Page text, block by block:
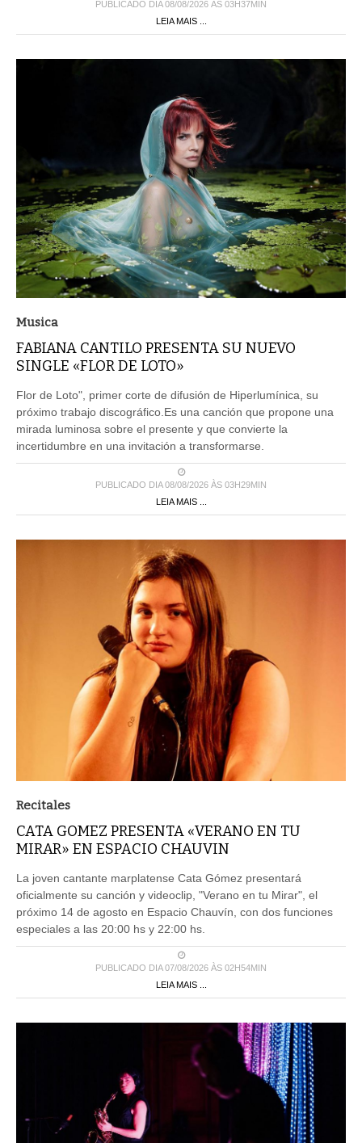
PUBLICADO DIA 08/08/2026 ÀS 03H37MIN
LEIA MAIS ...
Musica
FABIANA CANTILO PRESENTA SU NUEVO
SINGLE «FLOR DE LOTO»
Flor de Loto", primer corte de difusión de Hiperlumínica, su
próximo trabajo discográfico.Es una canción que propone una
mirada luminosa sobre el presente y que convierte la
incertidumbre en una invitación a transformarse.
PUBLICADO DIA 08/08/2026 ÀS 03H29MIN
LEIA MAIS ...
Recitales
CATA GOMEZ PRESENTA «VERANO EN TU
MIRAR» EN ESPACIO CHAUVIN
La joven cantante marplatense Cata Gómez presentará
oficialmente su canción y videoclip, "Verano en tu Mirar", el
próximo 14 de agosto en Espacio Chauvín, con dos funciones
especiales a las 20:00 hs y 22:00 hs.
PUBLICADO DIA 07/08/2026 ÀS 02H54MIN
LEIA MAIS ...